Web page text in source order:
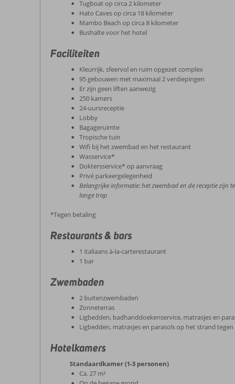
Tugboat op circa 2 kilometer
Hato Caves op circa 18 kilometer
Mambo Beach op circa 8 kilometer
Bushalte voor het hotel
Faciliteiten
Kleurrijk, sfeervol en ruim opgezet complex
95 gebouwen met maximaal 2 verdiepingen
Er zijn geen liften aanwezig
250 kamers
24-uursreceptie
Lobby
Bagageruimte
Tropische tuin
Wifi bij het zwembad en het restaurant
Wasservice*
Doktersservice* op aanvraag
Privé parkeergelegenheid
Belangrijke informatie: het zwembad en de receptie zijn
lange trap
*Tegen betaling
Restaurants & bars
1 italiaans à-la-carterestaurant
1 bar
Zwembaden
2 buitenzwembaden
Zonneterras
Ligbedden, badhanddoekenservice, matrasjes en
Ligbedden, matrasjes en parasols op het strand
Hotelkamers
Standaardkamer (1-3 personen)
Ca. 27 m²